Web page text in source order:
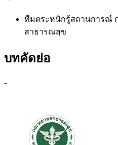
ทีมตระหนักรู้สถานการณ์
สาธารณสุข
บทคัดย่อ
-